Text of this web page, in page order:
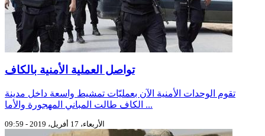
تواصل العملية الأمنية بالكاف
تقوم الوحدات الأمنية الآن بعمليّات تمشيط واسعة داخل مدينة
الكاف طالت المباني المهجورة والأما ...
الأربعاء، 17 أفريل، 2019 - 09:59